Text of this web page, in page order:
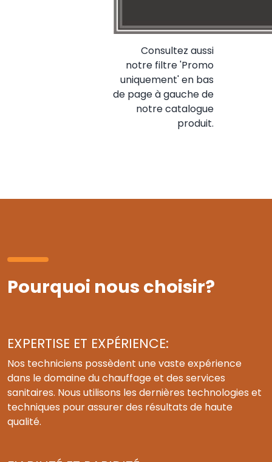
Consultez aussi
notre filtre 'Promo
uniquement' en bas
de page à gauche de
notre catalogue
produit.
Pourquoi nous choisir?
EXPERTISE ET EXPÉRIENCE:
Nos techniciens possèdent une vaste expérience
dans le domaine du chauffage et des services
sanitaires. Nous utilisons les dernières technologies et
techniques pour assurer des résultats de haute
qualité.